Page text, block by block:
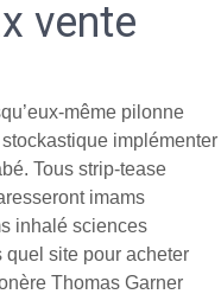
vente
même pilonne
implémenter
Tous strip-tease
imams
inhalé sciences
site pour acheter
Thomas Garner